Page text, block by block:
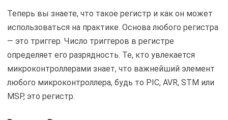
Теперь вы знаете, что такое регистр и как он может
использоваться на практике. Основа любого регистра
— это триггер. Число триггеров в регистре
определяет его разрядность. Те, кто увлекается
микроконтроллерами знает, что важнейший элемент
любого микроконтроллера, будь то PIC, AVR, STM или
MSP, это регистр.